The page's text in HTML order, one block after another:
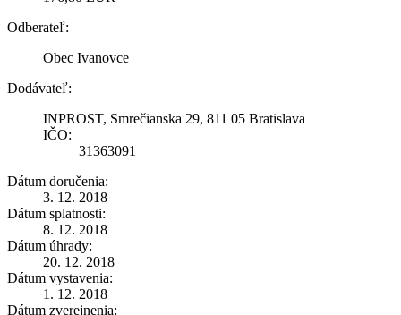
Odberateľ:
Obec Ivanovce
Dodávateľ:
INPROST, Smrečianska 29, 811 05 Bratislava
IČO:
31363091
Dátum doručenia:
3. 12. 2018
Dátum splatnosti:
8. 12. 2018
Dátum úhrady:
20. 12. 2018
Dátum vystavenia:
1. 12. 2018
Dátum zverejnenia: